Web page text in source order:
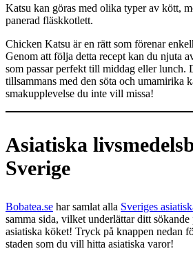
Katsu kan göras med olika typer av kött,
panerad fläskkotlett.
Chicken Katsu är en rätt som förenar
Genom att följa detta recept kan du njuta
som passar perfekt till middag eller lunch.
tillsammans med den söta och umamirika
smakupplevelse du inte vill missa!
Asiatiska
Sverige
Bobatea.se har samlat alla Sveriges
samma sida, vilket underlättar ditt
asiatiska köket! Tryck på knappen nedan
staden som du vill hitta asiatiska varor!